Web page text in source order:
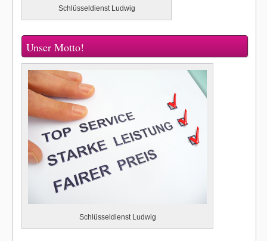
Schlüsseldienst Ludwig
Unser Motto!
Schlüsseldienst Ludwig